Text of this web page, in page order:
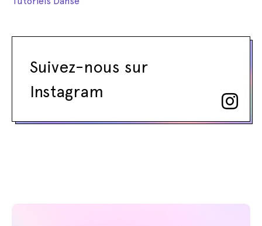
Suivez-nous sur
Instagram